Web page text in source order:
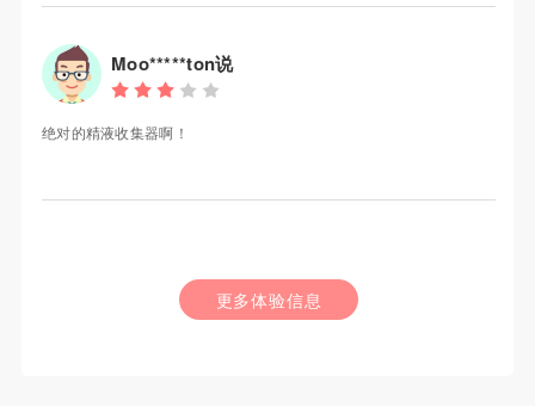
Moo*****ton说
绝对的精液收集器啊！
更多体验信息